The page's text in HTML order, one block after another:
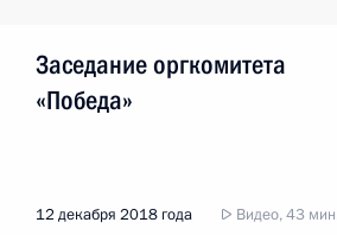
Заседание оргкомитета
«Победа»
12 декабря 2018 года Видео, 43